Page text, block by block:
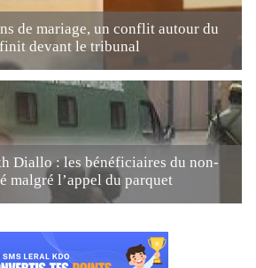
de mariage, un conflit autour du
devant le tribunal
Diallo : les bénéficiaires du non-
malgré l’appel du parquet